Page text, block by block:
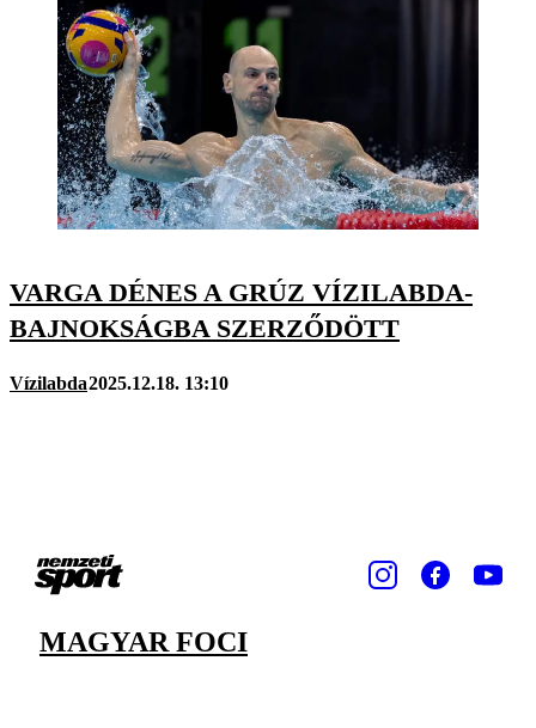
VARGA DÉNES A GRÚZ VÍZILABDA-
BAJNOKSÁGBA SZERZŐDÖTT
Vízilabda2025.12.18. 13:10
MAGYAR FOCI